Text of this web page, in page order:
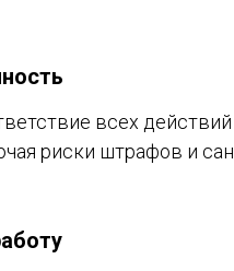
всех
риски штрафов и